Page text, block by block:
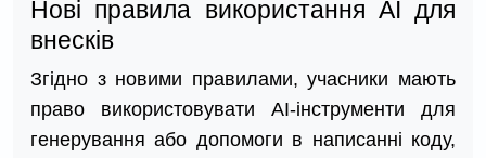
Нові правила використання AI для
внесків
Згідно з новими правилами, учасники мають
право використовувати AI-інструменти для
генерування або допомоги в написанні коду,